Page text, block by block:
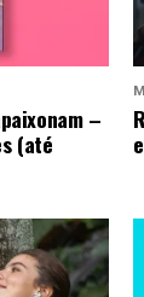
–
(até